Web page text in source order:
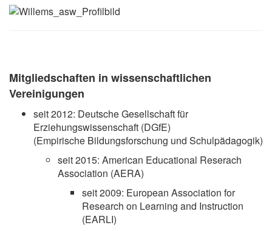
Mitgliedschaften in wissenschaftlichen
Vereinigungen
seit 2012: Deutsche Gesellschaft für
Erziehungswissenschaft (DGfE)
(Empirische Bildungsforschung und Schulpädagogik)
seit 2015: American Educational Reserach
Association (AERA)
seit 2009: European Association for
Research on Learning and Instruction
(EARLI)